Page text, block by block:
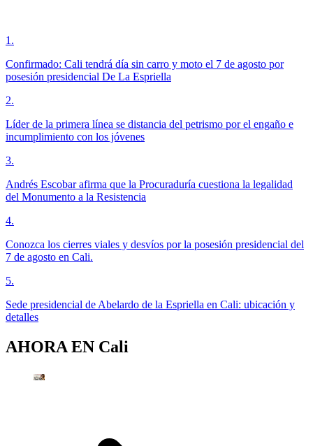
1 .
Confirmado: Cali tendrá día sin carro y moto el 7 de agosto por
posesión presidencial De La Espriella
2.
Líder de la primera línea se distancia del petrismo por el engaño e
incumplimiento con los jóvenes
3.
Andrés Escobar afirma que la Procuraduría cuestiona la legalidad
del Monumento a la Resistencia
4.
Conozca los cierres viales y desvíos por la posesión presidencial del
7 de agosto en Cali.
5.
Sede presidencial de Abelardo de la Espriella en Cali: ubicación y
detalles
AHORA EN Cali